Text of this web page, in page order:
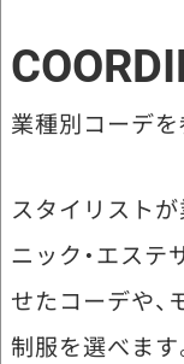
業種別コーデ
スタイリスト
ニック・エス
せたコーデや
制服を選べます